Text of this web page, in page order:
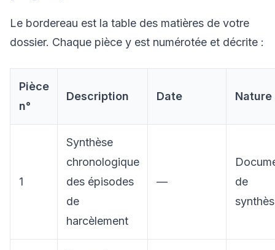
Le bordereau est la table des matières de votre
dossier. Chaque pièce y est numérotée et décrite :
Pièce
n°
Description Date Nature
1
Synthèse
chronologique
des épisodes
de
harcèlement
—
de